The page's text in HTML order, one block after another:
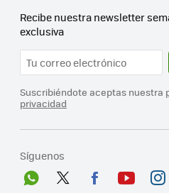
Recibe nuestra newsletter
exclusiva
Suscribiéndote aceptas nuestra
privacidad
Síguenos